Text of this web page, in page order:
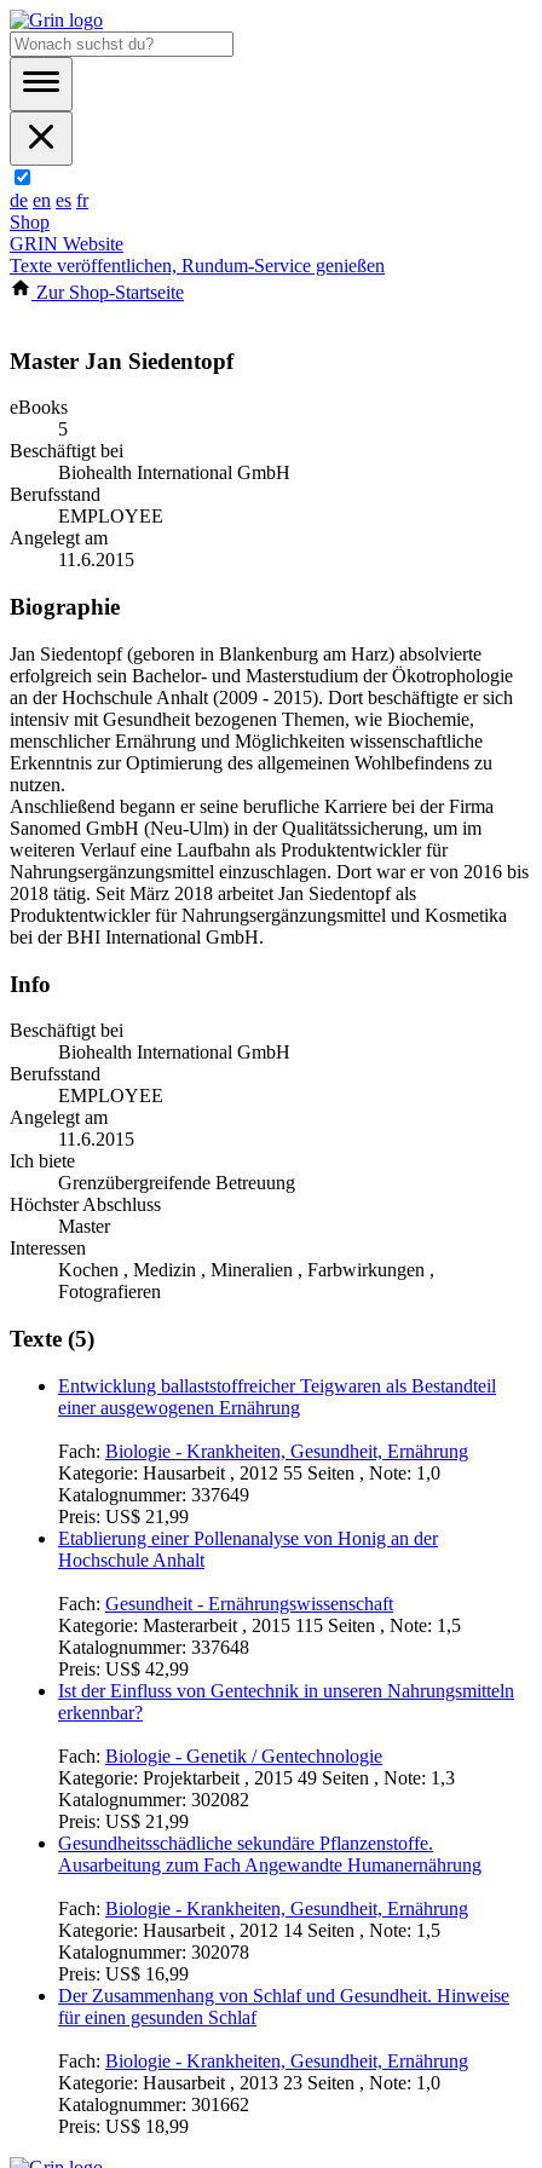
de en es fr
Shop
GRIN Website
Texte veröffentlichen, Rundum-Service genießen
Zur Shop-Startseite
Master Jan Siedentopf
eBooks
5
Beschäftigt bei
Biohealth International GmbH
Berufsstand
EMPLOYEE
Angelegt am
11.6.2015
Biographie
Jan Siedentopf (geboren in Blankenburg am Harz) absolvierte
erfolgreich sein Bachelor- und Masterstudium der Ökotrophologie
an der Hochschule Anhalt (2009 - 2015). Dort beschäftigte er sich
intensiv mit Gesundheit bezogenen Themen, wie Biochemie,
menschlicher Ernährung und Möglichkeiten wissenschaftliche
Erkenntnis zur Optimierung des allgemeinen Wohlbefindens zu
nutzen.
Anschließend begann er seine berufliche Karriere bei der Firma
Sanomed GmbH (Neu-Ulm) in der Qualitätssicherung, um im
weiteren Verlauf eine Laufbahn als Produktentwickler für
Nahrungsergänzungsmittel einzuschlagen. Dort war er von 2016 bis
2018 tätig. Seit März 2018 arbeitet Jan Siedentopf als
Produktentwickler für Nahrungsergänzungsmittel und Kosmetika
bei der BHI International GmbH.
Info
Beschäftigt bei
Biohealth International GmbH
Berufsstand
EMPLOYEE
Angelegt am
11.6.2015
Ich biete
Grenzübergreifende Betreuung
Höchster Abschluss
Master
Interessen
Kochen , Medizin , Mineralien , Farbwirkungen ,
Fotografieren
Texte (5)
Entwicklung ballaststoffreicher Teigwaren als Bestandteil
einer ausgewogenen Ernährung
Fach: Biologie - Krankheiten, Gesundheit, Ernährung
Kategorie: Hausarbeit , 2012 55 Seiten , Note: 1,0
Katalognummer: 337649
Preis: US$ 21,99
Etablierung einer Pollenanalyse von Honig an der
Hochschule Anhalt
Fach: Gesundheit - Ernährungswissenschaft
Kategorie: Masterarbeit , 2015 115 Seiten , Note: 1,5
Katalognummer: 337648
Preis: US$ 42,99
Ist der Einfluss von Gentechnik in unseren Nahrungsmitteln
erkennbar?
Fach: Biologie - Genetik / Gentechnologie
Kategorie: Projektarbeit , 2015 49 Seiten , Note: 1,3
Katalognummer: 302082
Preis: US$ 21,99
Gesundheitsschädliche sekundäre Pflanzenstoffe.
Ausarbeitung zum Fach Angewandte Humanernährung
Fach: Biologie - Krankheiten, Gesundheit, Ernährung
Kategorie: Hausarbeit , 2012 14 Seiten , Note: 1,5
Katalognummer: 302078
Preis: US$ 16,99
Der Zusammenhang von Schlaf und Gesundheit. Hinweise
für einen gesunden Schlaf
Fach: Biologie - Krankheiten, Gesundheit, Ernährung
Kategorie: Hausarbeit , 2013 23 Seiten , Note: 1,0
Katalognummer: 301662
Preis: US$ 18,99